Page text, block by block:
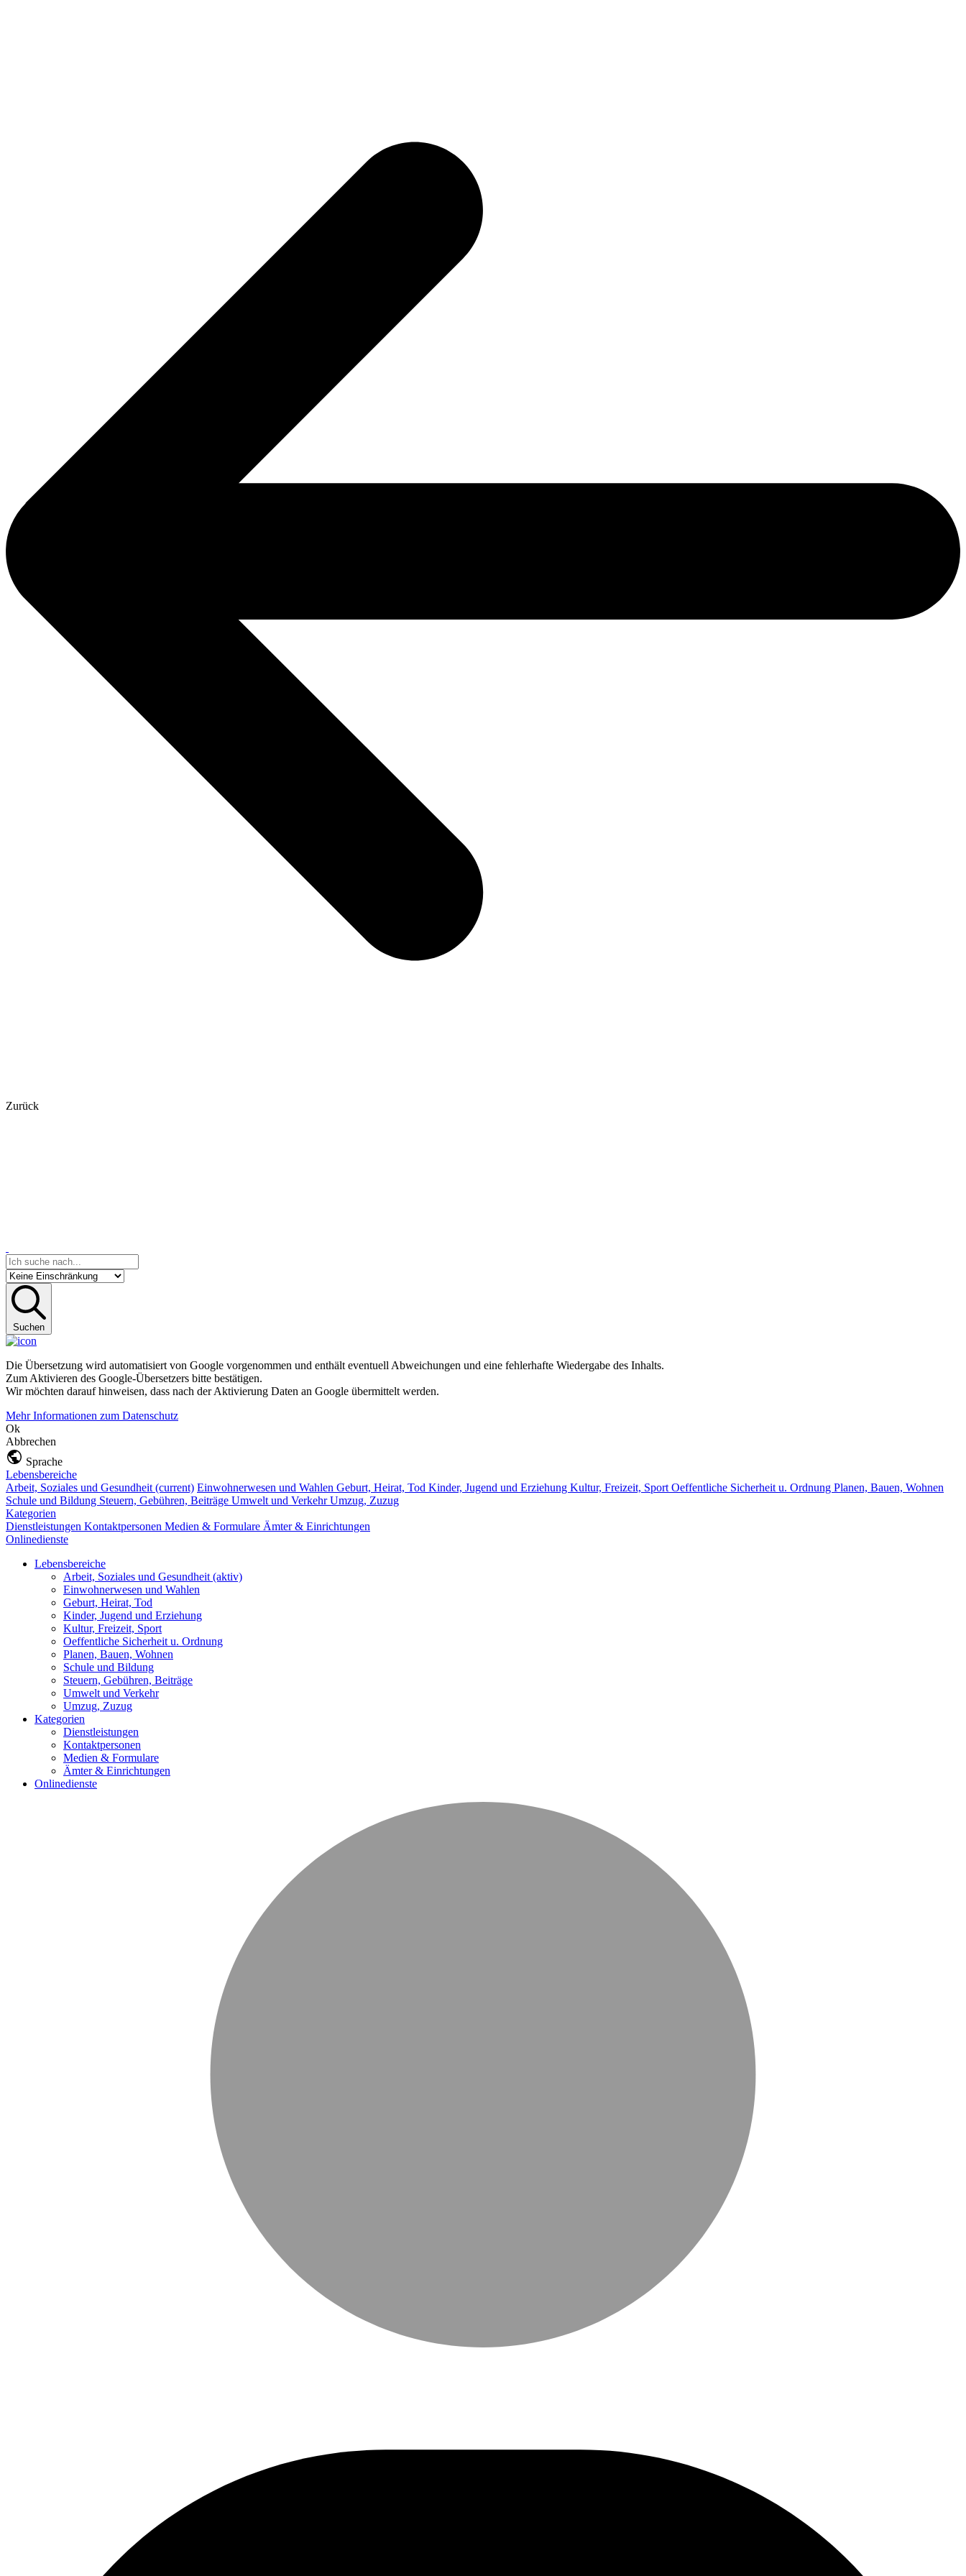
Zurück
Suchen
Die Übersetzung wird automatisiert von Google vorgenommen und enthält eventuell Abweichungen und eine fehlerhafte Wiedergabe des Inhalts.
Zum Aktivieren des Google-Übersetzers bitte bestätigen.
Wir möchten darauf hinweisen, dass nach der Aktivierung Daten an Google übermittelt werden.
Mehr Informationen zum Datenschutz
Ok
Abbrechen
Sprache
Lebensbereiche
Arbeit, Soziales und Gesundheit (current) Einwohnerwesen und Wahlen Geburt, Heirat, Tod Kinder, Jugend und Erziehung Kultur, Freizeit, Sport Oeffentliche Sicherheit u. Ordnung Planen, Bauen, Wohnen
Schule und Bildung Steuern, Gebühren, Beiträge Umwelt und VerkehrUmzug, Zuzug
Kategorien
Dienstleistungen Kontaktpersonen Medien & Formulare Ämter & Einrichtungen
Onlinedienste
Lebensbereiche
Arbeit, Soziales und Gesundheit (aktiv)
Einwohnerwesen und Wahlen
Geburt, Heirat, Tod
Kinder, Jugend und Erziehung
Kultur, Freizeit, Sport
Oeffentliche Sicherheit u. Ordnung
Planen, Bauen, Wohnen
Schule und Bildung
Steuern, Gebühren, Beiträge
Umwelt und Verkehr
Umzug, Zuzug
Kategorien
Dienstleistungen
Kontaktpersonen
Medien & Formulare
Ämter & Einrichtungen
Onlinedienste